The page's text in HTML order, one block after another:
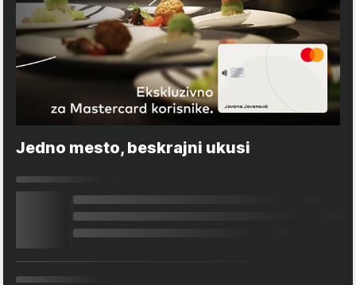
Jedno mesto, beskrajni ukusi